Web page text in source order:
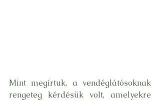
Mint megírtuk, a vendéglátósoknak
rengeteg kérdésük volt, amelyekre